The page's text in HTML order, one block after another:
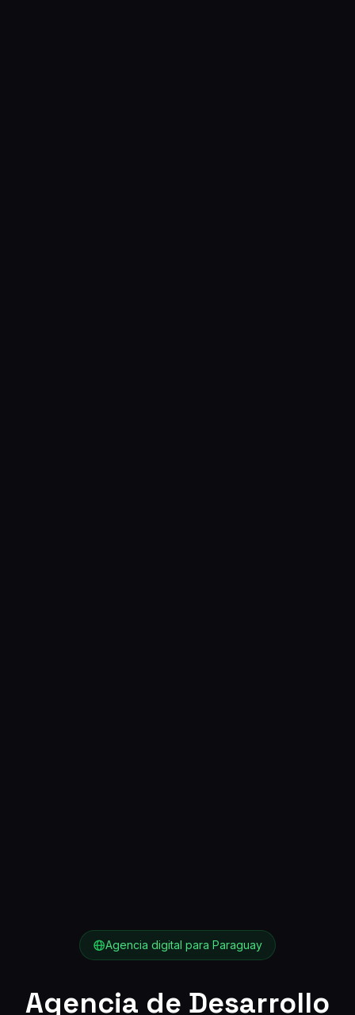
Agencia digital para Paraguay
Agencia de Desarrollo